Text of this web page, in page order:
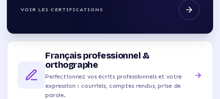
VOIR LES CERTIFICATIONS
Français professionnel &
orthographe
Perfectionnez vos écrits professionnels et votre
expression : courriels, comptes rendus, prise de
parole.